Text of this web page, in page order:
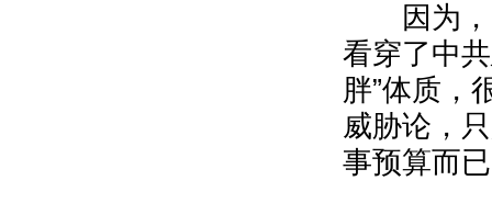
因为，
看穿了中
胖”体质，
威胁论，
事预算而